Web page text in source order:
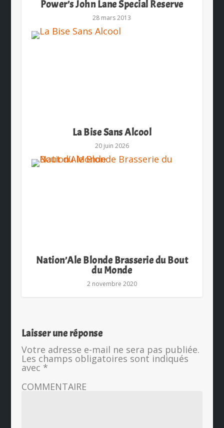
Power’s John Lane Special Reserve
28 mars 2013
La Bise Sans Alcool
20 juin 2026
Nation’Ale Blonde Brasserie du Bout
du Monde
2 novembre 2020
Laisser une réponse
Votre adresse e-mail ne sera pas publiée.
Les champs obligatoires sont indiqués
avec *
COMMENTAIRE